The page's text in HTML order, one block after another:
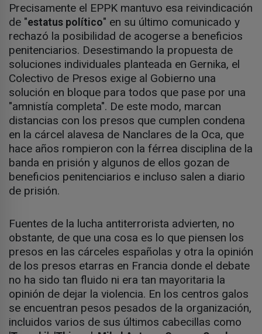
Precisamente el EPPK mantuvo esa reivindicación
de "estatus político" en su último comunicado y
rechazó la posibilidad de acogerse a beneficios
penitenciarios. Desestimando la propuesta de
soluciones individuales planteada en Gernika, el
Colectivo de Presos exige al Gobierno una
solución en bloque para todos que pase por una
"amnistía completa". De este modo, marcan
distancias con los presos que cumplen condena
en la cárcel alavesa de Nanclares de la Oca, que
hace años rompieron con la férrea disciplina de la
banda en prisión y algunos de ellos gozan de
beneficios penitenciarios e incluso salen a diario
de prisión.
Fuentes de la lucha antiterrorista advierten, no
obstante, de que una cosa es lo que piensen los
presos en las cárceles españolas y otra la opinión
de los presos etarras en Francia donde el debate
no ha sido tan fluido ni era tan mayoritaria la
opinión de dejar la violencia. En los centros galos
se encuentran pesos pesados de la organización,
incluidos varios de sus últimos cabecillas como